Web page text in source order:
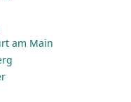
am Main